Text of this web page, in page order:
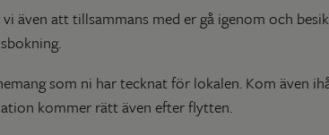
även att tillsammans med er gå igenom och
som ni har tecknat för lokalen. Kom även
kommer rätt även efter flytten.